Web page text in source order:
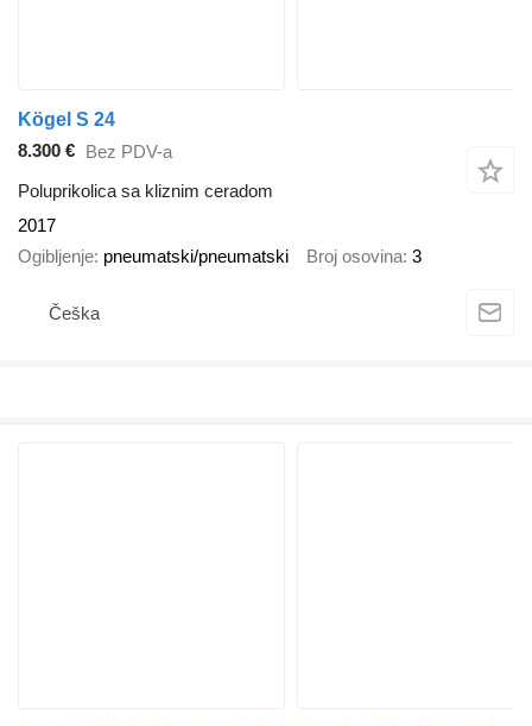
Kögel S 24
8.300 € Bez PDV-a
Poluprikolica sa kliznim ceradom
2017
Ogibljenje pneumatski/pneumatski Broj osovina 3
Češka